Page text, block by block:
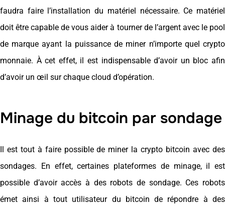
faudra faire l’installation du matériel nécessaire. Ce matériel
doit être capable de vous aider à tourner de l’argent avec le pool
de marque ayant la puissance de miner n’importe quel crypto
monnaie. À cet effet, il est indispensable d’avoir un bloc afin
d’avoir un œil sur chaque cloud d’opération.
Minage du bitcoin par sondage
Il est tout à faire possible de miner la crypto bitcoin avec des
sondages. En effet, certaines plateformes de minage, il est
possible d’avoir accès à des robots de sondage. Ces robots
émet ainsi à tout utilisateur du bitcoin de répondre à des